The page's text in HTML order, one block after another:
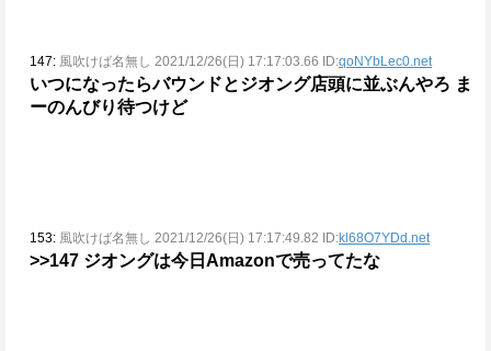
147: 風吹けば名無し 2021/12/26(日) 17:17:03.66 ID:qoNYbLec0.net
いつになったらバウンドとジオング店頭に並ぶんやろ ま
ーのんびり待つけど
153: 風吹けば名無し 2021/12/26(日) 17:17:49.82 ID:kl68O7YDd.net
>>147 ジオングは今日Amazonで売ってたな